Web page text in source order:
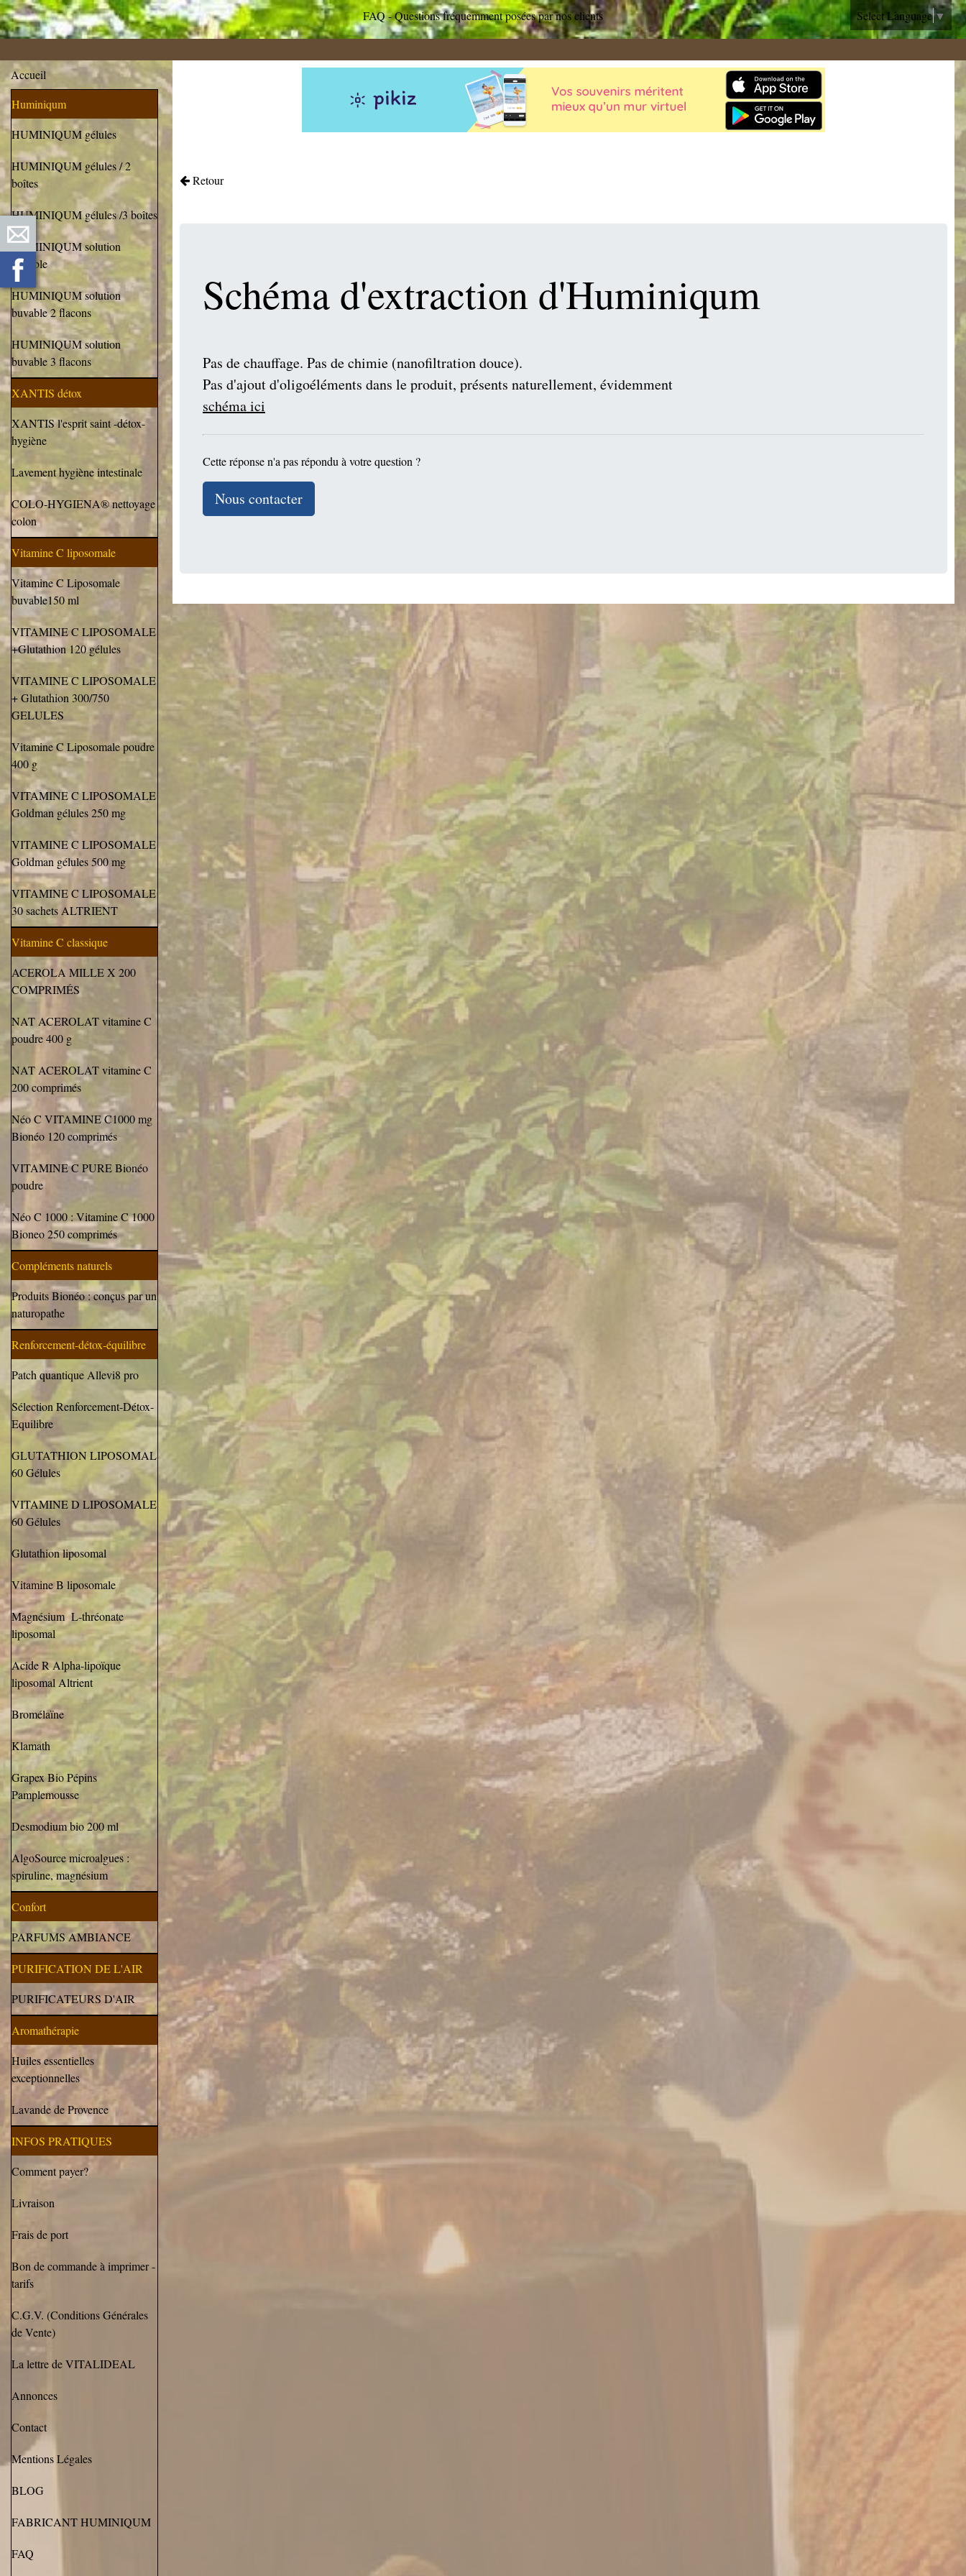
Select Language▼
FAQ - Questions fréquemment posées par nos clients
Accueil
Huminiqum
HUMINIQUM gélules
HUMINIQUM gélules / 2
boîtes
HUMINIQUM gélules /3 boîtes
HUMINIQUM solution
buvable
HUMINIQUM solution
buvable 2 flacons
HUMINIQUM solution
buvable 3 flacons
XANTIS détox
XANTIS l'esprit saint -détox-
hygiène
Lavement hygiène intestinale
COLO-HYGIENA® nettoyage
colon
Vitamine C liposomale
Vitamine C Liposomale
buvable150 ml
VITAMINE C LIPOSOMALE
+Glutathion 120 gélules
VITAMINE C LIPOSOMALE
+ Glutathion 300/750
GELULES
Vitamine C Liposomale poudre
400 g
VITAMINE C LIPOSOMALE
Goldman gélules 250 mg
VITAMINE C LIPOSOMALE
Goldman gélules 500 mg
VITAMINE C LIPOSOMALE
30 sachets ALTRIENT
Vitamine C classique
ACEROLA MILLE X 200
COMPRIMÉS
NAT ACEROLAT vitamine C
poudre 400 g
NAT ACEROLAT vitamine C
200 comprimés
Néo C VITAMINE C1000 mg
Bionéo 120 comprimés
VITAMINE C PURE Bionéo
poudre
Néo C 1000 : Vitamine C 1000
Bioneo 250 comprimés
Compléments naturels
Produits Bionéo : conçus par un
naturopathe
Renforcement-détox-équilibre
Patch quantique Allevi8 pro
Sélection Renforcement-Détox-
Equilibre
GLUTATHION LIPOSOMAL
60 Gélules
VITAMINE D LIPOSOMALE
60 Gélules
Glutathion liposomal
Vitamine B liposomale
Magnésium L-thréonate
liposomal
Acide R Alpha-lipoïque
liposomal Altrient
Bromélaïne
Klamath
Grapex Bio Pépins
Pamplemousse
Desmodium bio 200 ml
AlgoSource microalgues :
spiruline, magnésium
Confort
PARFUMS AMBIANCE
PURIFICATION DE L'AIR
PURIFICATEURS D'AIR
Aromathérapie
Huiles essentielles
exceptionnelles
Lavande de Provence
INFOS PRATIQUES
Comment payer?
Livraison
Frais de port
Bon de commande à imprimer -
tarifs
C.G.V. (Conditions Générales
de Vente)
La lettre de VITALIDEAL
Annonces
Contact
Mentions Légales
BLOG
FABRICANT HUMINIQUM
FAQ
Retour
Schéma d'extraction d'Huminiqum
Pas de chauffage. Pas de chimie (nanofiltration douce).
Pas d'ajout d'oligoéléments dans le produit, présents naturellement, évidemment
schéma ici
Cette réponse n'a pas répondu à votre question ?
Nous contacter